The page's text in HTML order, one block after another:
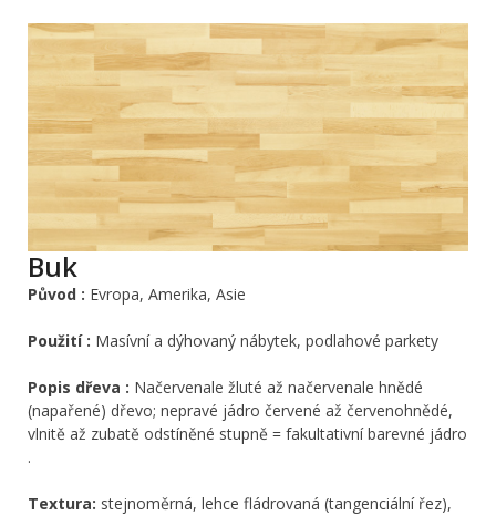
Buk
Původ : Evropa, Amerika, Asie
Použití : Masívní a dýhovaný nábytek, podlahové parkety
Popis dřeva : Načervenale žluté až načervenale hnědé
(napařené) dřevo; nepravé jádro červené až červenohnědé,
vlnitě až zubatě odstíněné stupně = fakultativní barevné jádro
.
Textura: stejnoměrná, lehce fládrovaná (tangenciální řez),